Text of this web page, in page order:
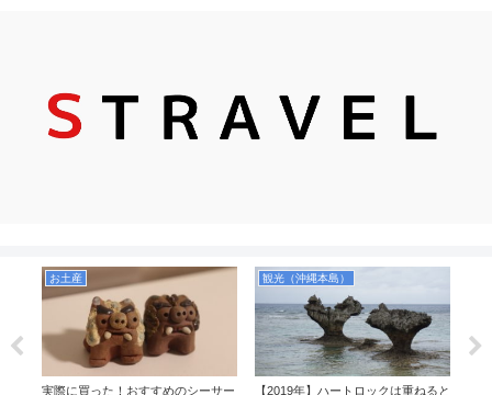
お土産
実際に買った！おすすめのシーサー
観光（沖縄本島）
【2019年】ハートロックは重ねると